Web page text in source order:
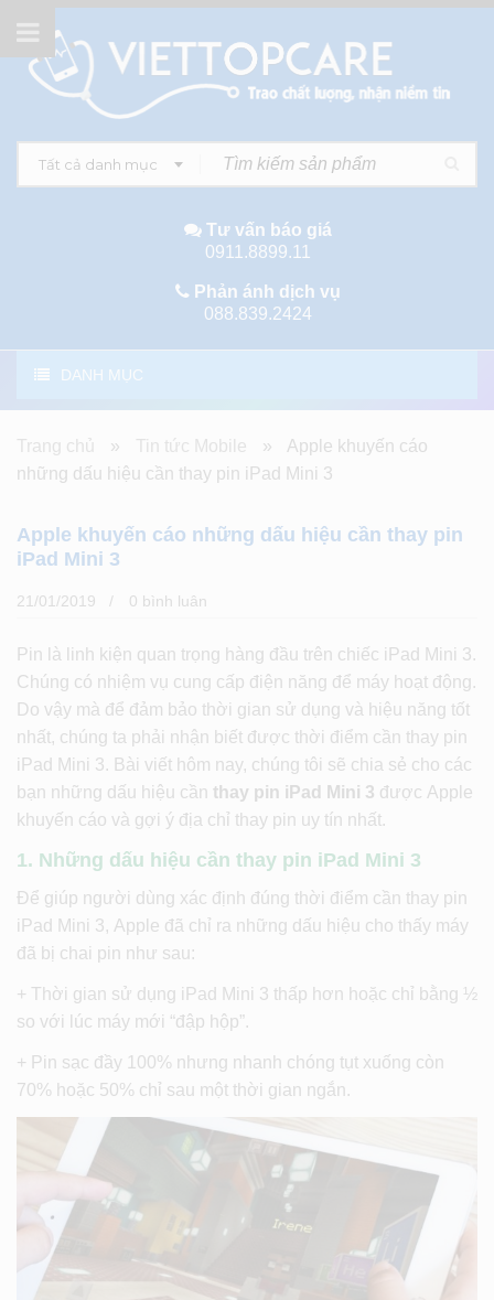
Tất cả danh mục
Tư vấn báo giá
0911.8899.11
Phản ánh dịch vụ
088.839.2424
DANH MỤC
Trang chủ » Tin tức Mobile »
Apple khuyến cáo
những dấu hiệu cần thay pin iPad Mini 3
Apple khuyến cáo những dấu hiệu cần thay pin
iPad Mini 3
21/01/2019 0 bình luân
Pin là linh kiện quan trọng hàng đầu trên chiếc iPad Mini 3.
Chúng có nhiệm vụ cung cấp điện năng để máy hoạt động.
Do vậy mà để đảm bảo thời gian sử dụng và hiệu năng tốt
nhất, chúng ta phải nhận biết được thời điểm cần thay pin
iPad Mini 3. Bài viết hôm nay, chúng tôi sẽ chia sẻ cho các
bạn những dấu hiệu cần thay pin iPad Mini 3 được Apple
khuyến cáo và gợi ý địa chỉ thay pin uy tín nhất.
1. Những dấu hiệu cần thay pin iPad Mini 3
Để giúp người dùng xác định đúng thời điểm cần thay pin
iPad Mini 3, Apple đã chỉ ra những dấu hiệu cho thấy máy
đã bị chai pin như sau:
+ Thời gian sử dụng iPad Mini 3 thấp hơn hoặc chỉ bằng ½
so với lúc máy mới “đập hộp”.
+ Pin sạc đầy 100% nhưng nhanh chóng tụt xuống còn
70% hoặc 50% chỉ sau một thời gian ngắn.